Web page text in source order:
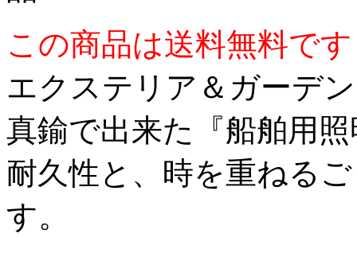
この商品は送料無料で
エクステリア＆ガーデ
真鍮で出来た『船舶用
耐久性と、時を重ねる
す。